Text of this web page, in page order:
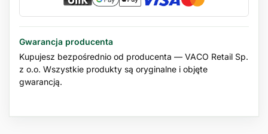
Gwarancja producenta
Kupujesz bezpośrednio od producenta — VACO Retail Sp.
z o.o. Wszystkie produkty są oryginalne i objęte
gwarancją.